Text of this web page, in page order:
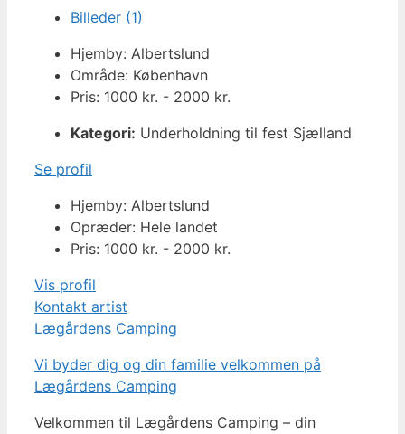
Billeder (1)
Hjemby: Albertslund
Område: København
Pris: 1000 kr. - 2000 kr.
Kategori: Underholdning til fest Sjælland
Se profil
Hjemby: Albertslund
Opræder: Hele landet
Pris: 1000 kr. - 2000 kr.
Vis profil
Kontakt artist
Lægårdens Camping
Vi byder dig og din familie velkommen på
Lægårdens Camping
Velkommen til Lægårdens Camping – din